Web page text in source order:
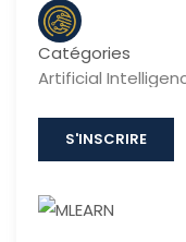
Catégories
Artificial
S'INSCRIRE